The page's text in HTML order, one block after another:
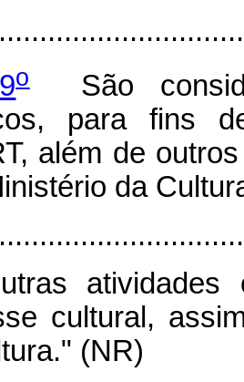
oSão
para fins
além de
da
atividades
cultural,
(NR)